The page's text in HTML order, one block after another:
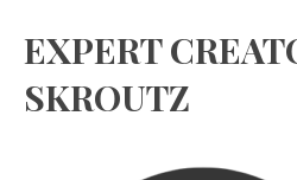
EXPERT
SKROUTZ